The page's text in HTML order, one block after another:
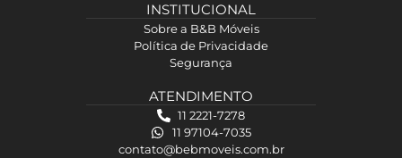
INSTITUCIONAL
Sobre a B&B Móveis
Política de Privacidade
Segurança
ATENDIMENTO
11 2221-7278
11 97104-7035
contato@bebmoveis.com.br